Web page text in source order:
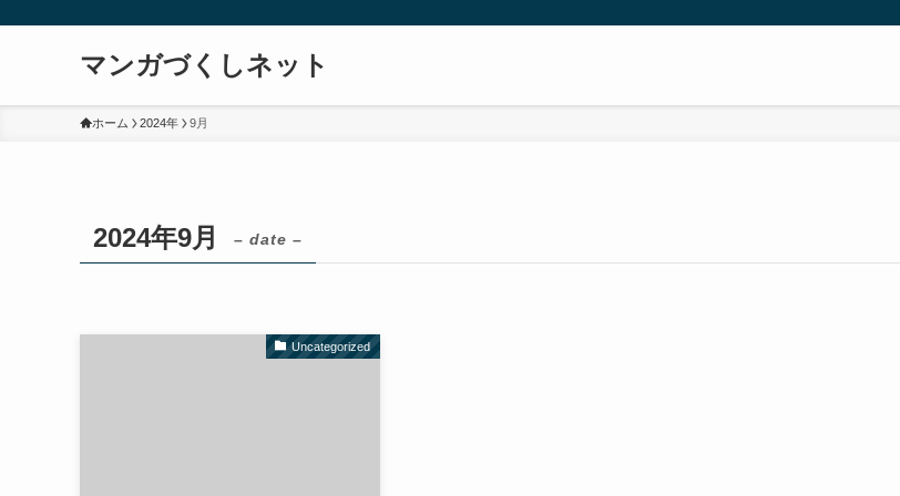
マンガづくしネット
ホーム 2024年 9月
2024年9月 – date –
Uncategorized